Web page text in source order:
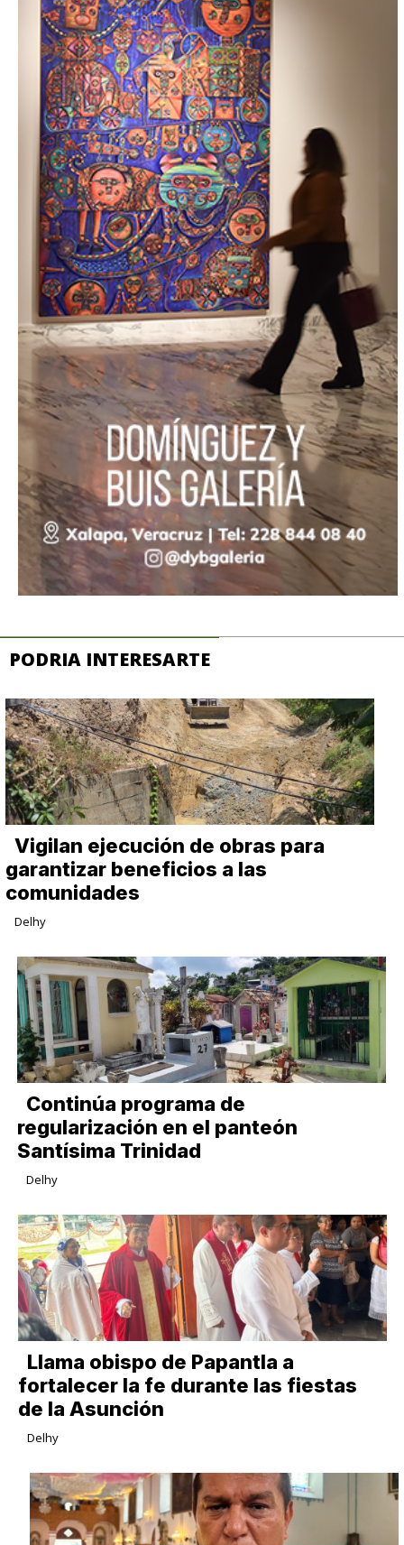
PODRIA INTERESARTE
Vigilan ejecución de obras para
garantizar beneficios a las
comunidades
Delhy
Continúa programa de
regularización en el panteón
Santísima Trinidad
Delhy
Llama obispo de Papantla a
fortalecer la fe durante las fiestas
de la Asunción
Delhy